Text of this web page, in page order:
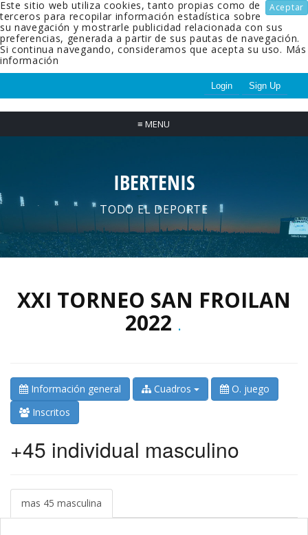
Aceptar
Este sitio web utiliza cookies, tanto propias como de
terceros para recopilar información estadística sobre
su navegación y mostrarle publicidad relacionada con sus
preferencias, generada a partir de sus pautas de navegación.
Si continua navegando, consideramos que acepta su uso. Más
información
Login Sign Up
≡ MENU
IBERTENIS
TODO EL DEPORTE
XXI TORNEO SAN FROILAN
2022 .
Información general Cuadros
O. juego
Inscritos
+45 individual masculino
mas 45 masculina